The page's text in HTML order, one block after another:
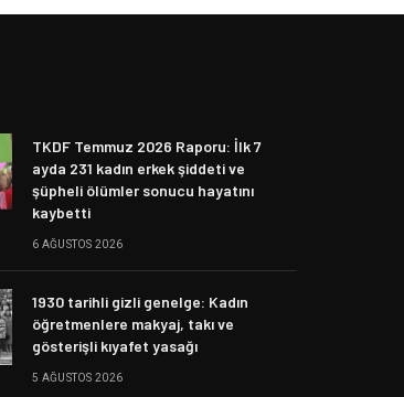
TKDF Temmuz 2026 Raporu: İlk 7
ayda 231 kadın erkek şiddeti ve
şüpheli ölümler sonucu hayatını
kaybetti
6 AĞUSTOS 2026
1930 tarihli gizli genelge: Kadın
öğretmenlere makyaj, takı ve
gösterişli kıyafet yasağı
5 AĞUSTOS 2026